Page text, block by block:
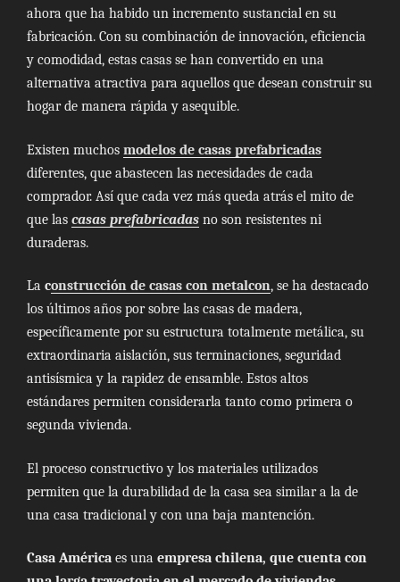
ahora que ha habido un incremento sustancial en su
fabricación. Con su combinación de innovación, eficiencia
y comodidad, estas casas se han convertido en una
alternativa atractiva para aquellos que desean construir su
hogar de manera rápida y asequible.
Existen muchos modelos de casas prefabricadas
diferentes, que abastecen las necesidades de cada
comprador. Así que cada vez más queda atrás el mito de
que las casas prefabricadas no son resistentes ni
duraderas.
La construcción de casas con metalcon, se ha destacado
los últimos años por sobre las casas de madera,
específicamente por su estructura totalmente metálica, su
extraordinaria aislación, sus terminaciones, seguridad
antisísmica y la rapidez de ensamble. Estos altos
estándares permiten considerarla tanto como primera o
segunda vivienda.
El proceso constructivo y los materiales utilizados
permiten que la durabilidad de la casa sea similar a la de
una casa tradicional y con una baja mantención.
Casa América es una empresa chilena, que cuenta con